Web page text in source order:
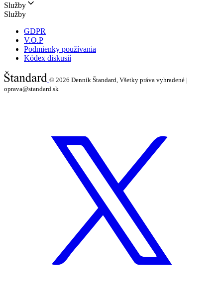
Služby
Služby
GDPR
V.O.P
Podmienky používania
Kódex diskusií
© 2026 Denník Štandard, Všetky práva vyhradené |
oprava@standard.sk